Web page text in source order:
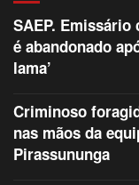
SAEP.
é abandonado
lama’
Criminoso
nas mãos da
Pirassununga